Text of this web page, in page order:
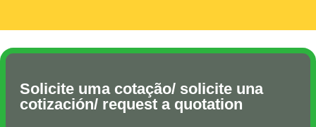
Solicite uma cotação/ solicite una
cotización/ request a quotation